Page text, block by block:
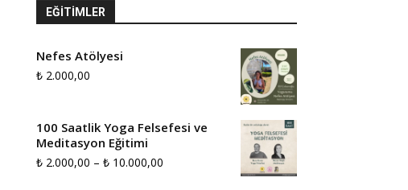
EĞITIMLER
Nefes Atölyesi
₺ 2.000,00
100 Saatlik Yoga Felsefesi ve
Meditasyon Eğitimi
₺ 2.000,00 – ₺ 10.000,00